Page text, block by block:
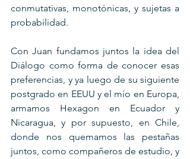
conmutativas, monotónicas, y sujetas a
probabilidad.
Con Juan fundamos juntos la idea del
Diálogo como forma de conocer esas
preferencias, y ya luego de su siguiente
postgrado en EEUU y el mío en Europa,
armamos Hexagon en Ecuador y
Nicaragua, y por supuesto, en Chile,
donde nos quemamos las pestañas
juntos, como compañeros de estudio, y